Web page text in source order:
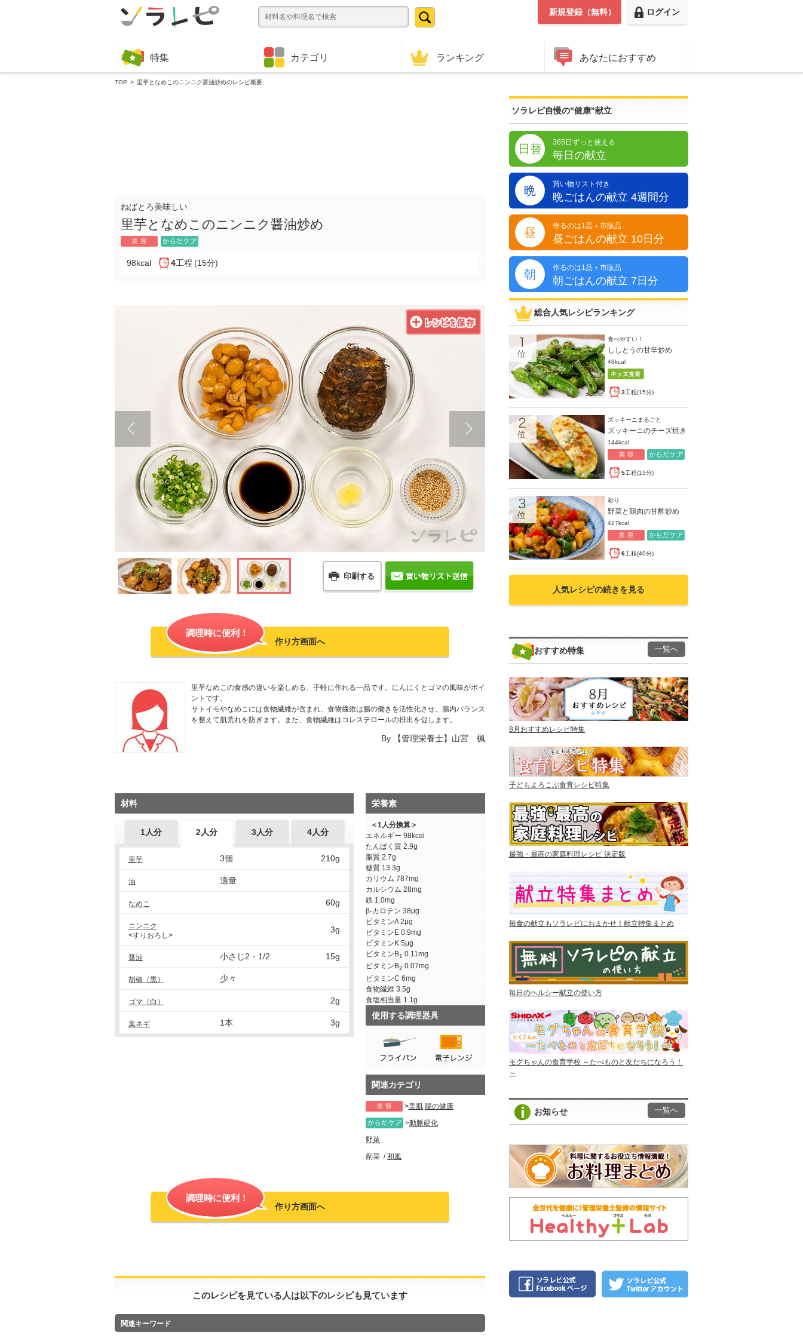
ログイン
新規登録（無料）
特集 カテゴリ ランキング あなたにおすすめ
TOP 里芋となめこのニンニク醤油炒めのレシピ概要
ねばとろ美味しい
里芋となめこのニンニク醤油炒め
98kcal 4工程 (15分)
印刷する
調理時に便利！
作り方画面へ
里芋なめこの食感の違いを楽しめる、手軽に作れる一品です。にんにくとゴマの風味がポイ
ントです。
サトイモやなめこには食物繊維が含まれ、食物繊維は腸の働きを活性化させ、腸内バランス
を整えて肌荒れを防ぎます。また、食物繊維はコレステロールの排出を促します。
By 【管理栄養士】山宮 楓
材料
1人分 2人分 3人分 4人分
里芋 3個 210g
油 適量
なめこ 60g
ニンニク
<すりおろし>
3g
醤油 小さじ2・1/2 15g
胡椒（黒） 少々
ゴマ（白） 2g
葉ネギ 1本 3g
栄養素
＜1人分換算＞
エネルギー 98kcal
たんぱく質 2.9g
脂質 2.7g
糖質 13.3g
カリウム 787mg
カルシウム 28mg
鉄 1.0mg
β-カロテン 38μg
ビタミンA 2μg
ビタミンE 0.9mg
ビタミンK 5μg
ビタミンB1 0.11mg
ビタミンB2 0.07mg
ビタミンC 6mg
食物繊維 3.5g
食塩相当量 1.1g
使用する調理器具
関連カテゴリ
美肌 腸の健康
動脈硬化
野菜
副菜
和風
調理時に便利！
作り方画面へ
このレシピを見ている人は以下のレシピも見ています
関連キーワード
ソラレピ自慢の"健康"献立
日替 365日ずっと使える
毎日の献立
晩 買い物リスト付き
晩ごはんの献立 4週間分
昼 作るのは1品＋市販品
昼ごはんの献立 10日分
朝 作るのは1品＋市販品
朝ごはんの献立 7日分
総合人気レシピランキング
食べやすい！
ししとうの甘辛炒め
48kcal
3工程(15分)
ズッキーニまるごと
ズッキーニのチーズ焼き
144kcal
5工程(15分)
彩り
野菜と鶏肉の甘酢炒め
427kcal
6工程(40分)
人気レシピの続きを見る
おすすめ特集 一覧へ
8月おすすめレシピ特集
子どもよろこぶ食育レシピ特集
最強・最高の家庭料理レシピ 決定版
毎食の献立もソラレピにおまかせ！献立特集まとめ
毎日のヘルシー献立の使い方
モグちゃんの食育学校 ～たべものと友だちになろう！
～
お知らせ 一覧へ